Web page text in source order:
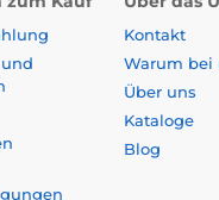
Kontakt
Warum bei
Über uns
Kataloge
Blog